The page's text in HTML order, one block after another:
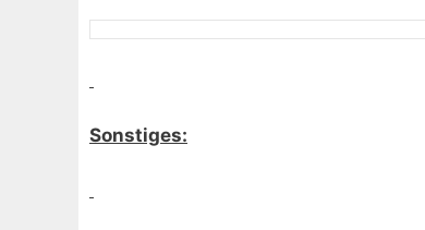
Sonstiges: